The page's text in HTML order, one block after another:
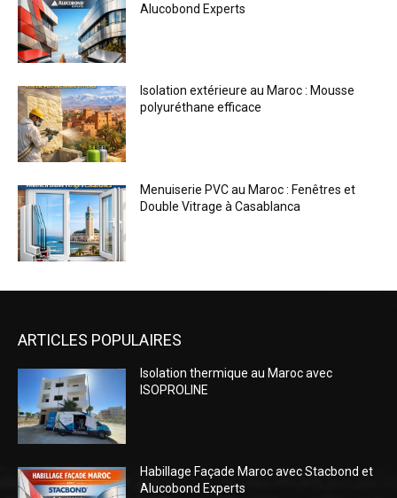
Alucobond Experts
Isolation extérieure au Maroc : Mousse
polyuréthane efficace
Menuiserie PVC au Maroc : Fenêtres et
Double Vitrage à Casablanca
ARTICLES POPULAIRES
Isolation thermique au Maroc avec
ISOPROLINE
Habillage Façade Maroc avec Stacbond et
Alucobond Experts